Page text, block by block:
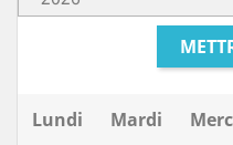
Lundi Mardi